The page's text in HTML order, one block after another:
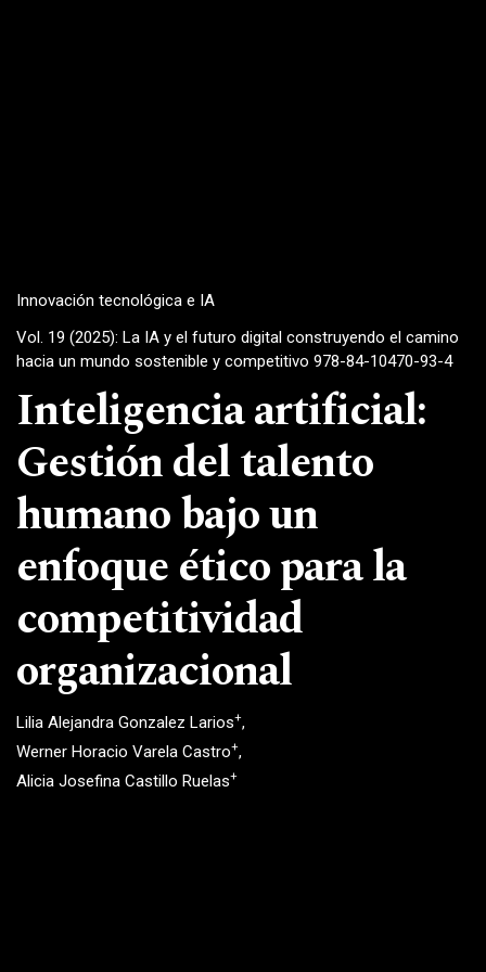
Innovación tecnológica e IA
Vol. 19 (2025): La IA y el futuro digital construyendo el camino
hacia un mundo sostenible y competitivo 978-84-10470-93-4
Inteligencia artificial:
Gestión del talento
humano bajo un
enfoque ético para la
competitividad
organizacional
Lilia Alejandra Gonzalez Larios+
Werner Horacio Varela Castro+
Alicia Josefina Castillo Ruelas+